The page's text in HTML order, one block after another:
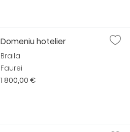
Domeniu hotelier
Braila
Faurei
1 800,00 €